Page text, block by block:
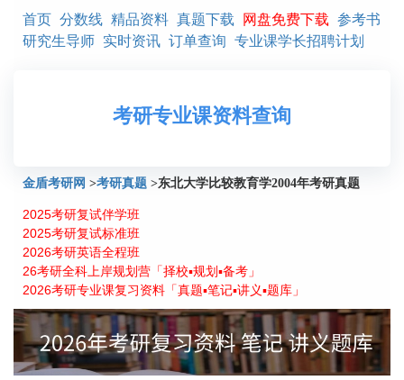
首页 分数线 精品资料 真题下载 网盘免费下载 参考书
研究生导师 实时资讯 订单查询 专业课学长招聘计划
考研专业课资料查询
金盾考研网 >考研真题 >东北大学比较教育学2004年考研真题
2025考研复试伴学班
2025考研复试标准班
2026考研英语全程班
26考研全科上岸规划营「择校▪规划▪备考」
2026考研专业课复习资料「真题▪笔记▪讲义▪题库」